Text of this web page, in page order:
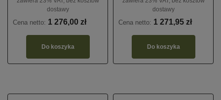
dostawy
Cena netto: 1 276,00 zł
Do koszyka
dostawy
Cena netto: 1 271,95 zł
Do koszyka